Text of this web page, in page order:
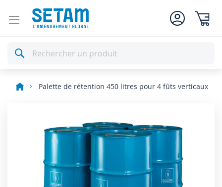
Rechercher
Palette de rétention 450 litres pour 4 fûts verticaux